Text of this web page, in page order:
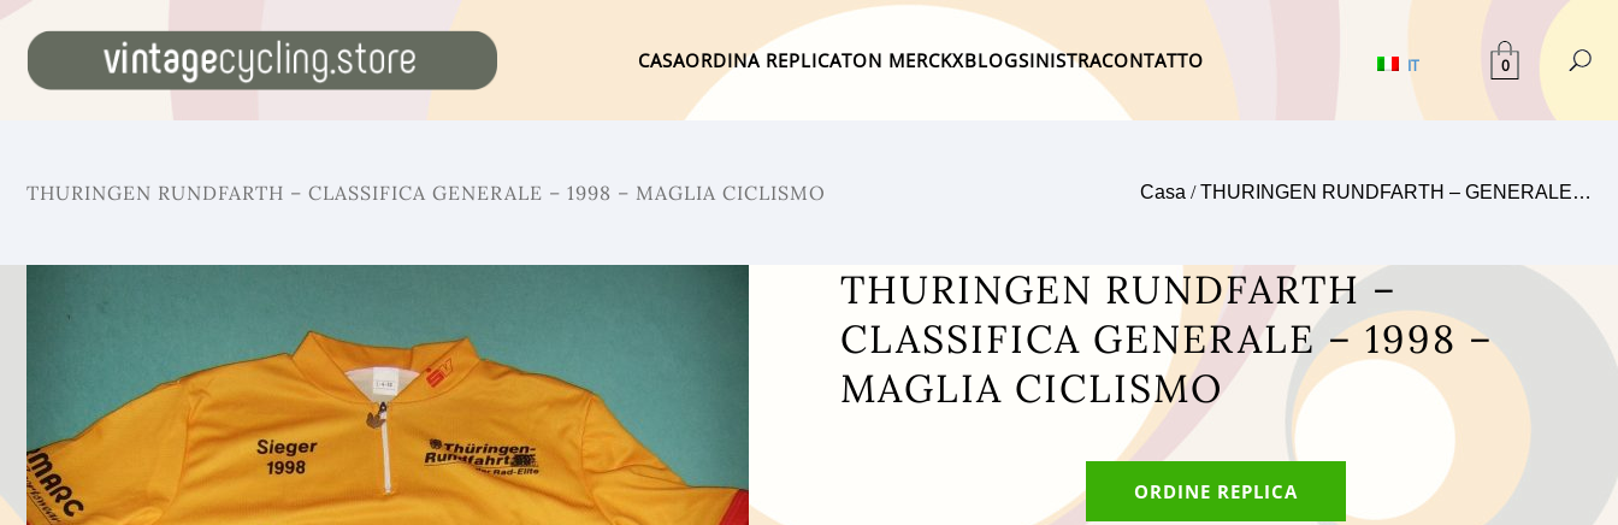
CASAORDINA REPLICATON MERCKXBLOGSINISTRACONTATTO IT 0
THURINGEN RUNDFARTH – CLASSIFICA GENERALE – 1998 – MAGLIA CICLISMO Casa /THURINGEN RUNDFARTH – GENERALE…
THURINGEN RUNDFARTH –
CLASSIFICA GENERALE – 1998 –
MAGLIA CICLISMO
ORDINE REPLICA